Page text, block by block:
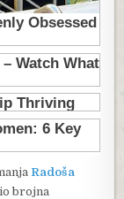
Radoša
brojna